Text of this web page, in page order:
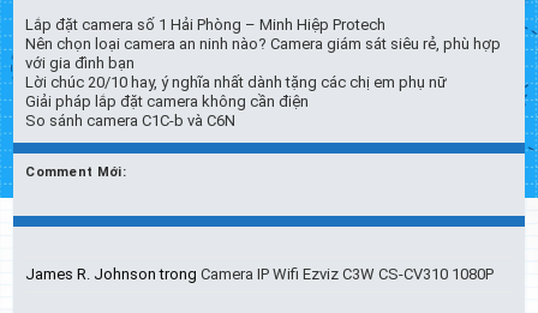
Phù
Hợp
Gia
Đình
Bạn
Lắp đặt camera số 1 Hải Phòng – Minh Hiệp Protech
Nên chọn loại camera an ninh nào? Camera giám sát siêu rẻ, phù hợp
với gia đình bạn
Lời chúc 20/10 hay, ý nghĩa nhất dành tặng các chị em phụ nữ
Giải pháp lắp đặt camera không cần điện
So sánh camera C1C-b và C6N
Comment Mới:
James R. Johnson trongCamera IP Wifi Ezviz C3W CS-CV310 1080P